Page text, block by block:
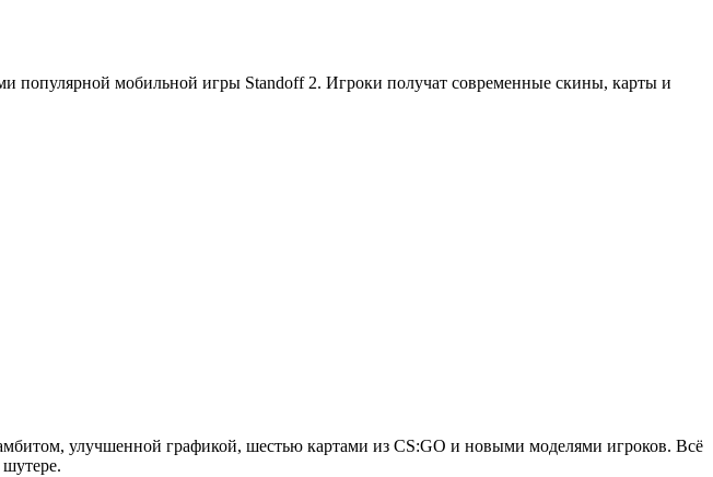
популярной мобильной игры Standoff 2. Игроки получат современные скины, карты и
улучшенной графикой, шестью картами из CS:GO и новыми моделями игроков. Всё